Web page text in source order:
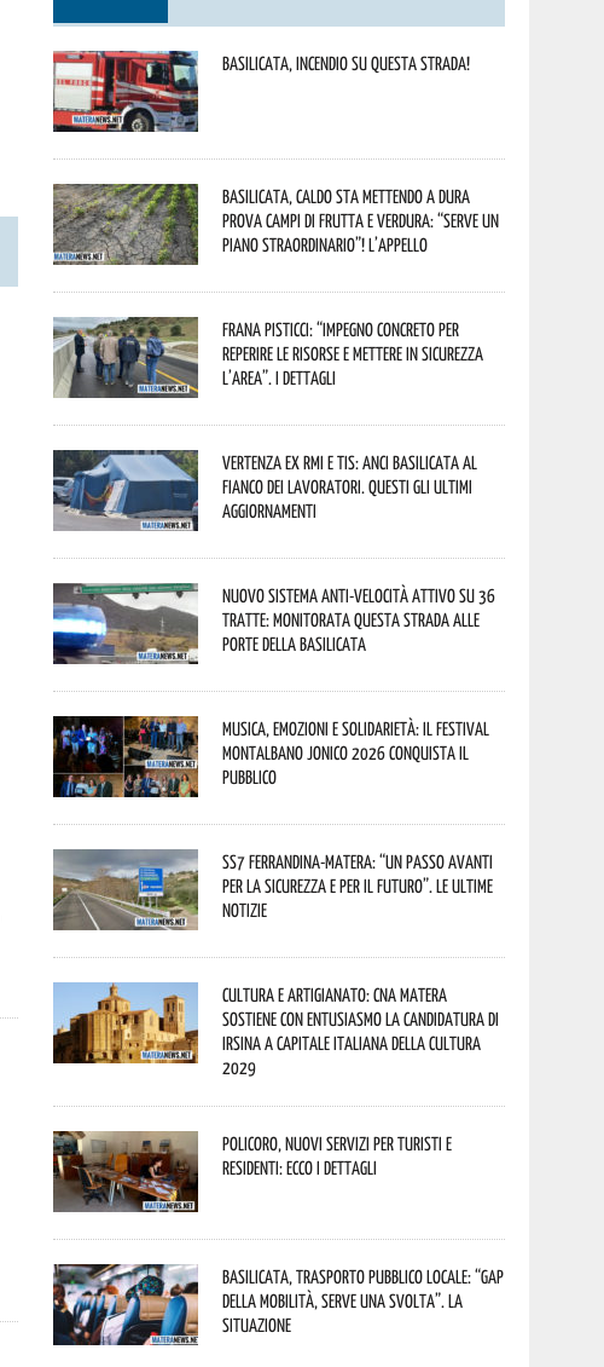
Basilicata, incendio su questa strada!
Basilicata, caldo sta mettendo a dura
prova campi di frutta e verdura: “Serve un
piano straordinario”! L’appello
Frana Pisticci: “Impegno concreto per
reperire le risorse e mettere in sicurezza
l’area”. I dettagli
Vertenza ex RMI e TIS: ANCI Basilicata al
fianco dei lavoratori. Questi gli ultimi
aggiornamenti
Nuovo sistema anti-velocità attivo su 36
tratte: monitorata questa strada alle
porte della Basilicata
Musica, emozioni e solidarietà: il Festival
Montalbano Jonico 2026 conquista il
pubblico
SS7 Ferrandina-Matera: “Un passo avanti
per la sicurezza e per il futuro”. Le ultime
notizie
Cultura e Artigianato: CNA Matera
sostiene con entusiasmo la candidatura di
Irsina a Capitale Italiana della Cultura
2029
Policoro, nuovi servizi per turisti e
residenti: ecco i dettagli
Basilicata, trasporto pubblico locale: “Gap
della mobilità, serve una svolta”. La
situazione